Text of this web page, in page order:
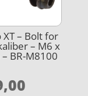
XT – Bolt for
– M6 x
BR-M8100